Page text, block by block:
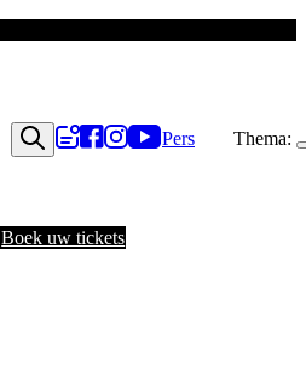
Pers
Boek uw tickets
Thema: